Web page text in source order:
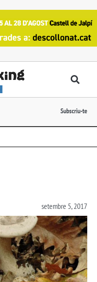
Subscriu-te
setembre 5, 2017